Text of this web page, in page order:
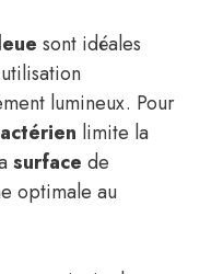
sont idéales
lumineux. Pour
limite la
surface de
optimale au